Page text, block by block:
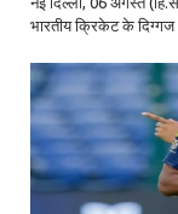
भारतीय क्रिकेट के दिग्गज
भारत..